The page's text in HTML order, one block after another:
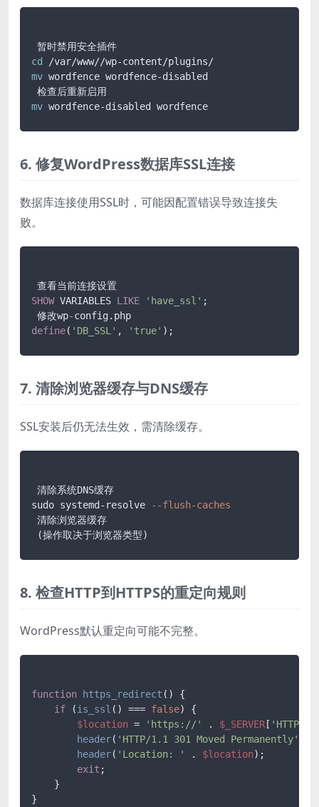
cd
mv wordfence wordfence-disabled
mv
6. 修复WordPress数据库SSL连接
数据库连接使用SSL时，可能因配置错误导致连接失
败。
SHOW VARIABLES LIKE 'have_ssl' ;
修改wp-
define( 'DB_SSL' , 'true'
7. 清除浏览器缓存与DNS缓存
SSL安装后仍无法生效，需清除缓存。
清除系统DNS缓存
sudo systemd-resolve
--flush-caches
清除浏览器缓存
8. 检查HTTP到HTTPS的重定向规则
WordPress默认重定向可能不完整。
function https_redirect ( ) {
if (is_ssl () === false) {
$location = 'https://' . $_SERVER [
header( 'HTTP/1.1 301 Moved Permanently'
header( 'Location: ' . $location);
exit ;
    }